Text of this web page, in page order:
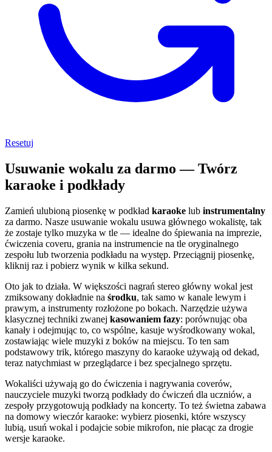
Resetuj
Usuwanie wokalu za darmo — Twórz
karaoke i podkłady
Zamień ulubioną piosenkę w podkład karaoke lub instrumentalny
za darmo. Nasze usuwanie wokalu usuwa głównego wokalistę, tak
że zostaje tylko muzyka w tle — idealne do śpiewania na imprezie,
ćwiczenia coveru, grania na instrumencie na tle oryginalnego
zespołu lub tworzenia podkładu na występ. Przeciągnij piosenkę,
kliknij raz i pobierz wynik w kilka sekund.
Oto jak to działa. W większości nagrań stereo główny wokal jest
zmiksowany dokładnie na środku, tak samo w kanale lewym i
prawym, a instrumenty rozłożone po bokach. Narzędzie używa
klasycznej techniki zwanej kasowaniem fazy: porównując oba
kanały i odejmując to, co wspólne, kasuje wyśrodkowany wokal,
zostawiając wiele muzyki z boków na miejscu. To ten sam
podstawowy trik, którego maszyny do karaoke używają od dekad,
teraz natychmiast w przeglądarce i bez specjalnego sprzętu.
Wokaliści używają go do ćwiczenia i nagrywania coverów,
nauczyciele muzyki tworzą podkłady do ćwiczeń dla uczniów, a
zespoły przygotowują podkłady na koncerty. To też świetna zabawa
na domowy wieczór karaoke: wybierz piosenki, które wszyscy
lubią, usuń wokal i podajcie sobie mikrofon, nie płacąc za drogie
wersje karaoke.